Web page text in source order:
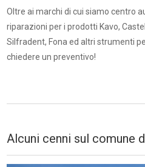
Oltre ai marchi di cui siamo centro
riparazioni per i prodotti Kavo,
Silfradent, Fona ed altri strumenti
chiedere un preventivo!
Alcuni cenni sul comune